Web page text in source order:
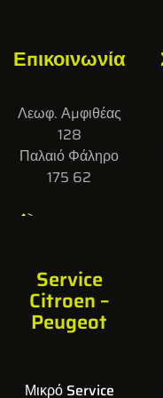
Επικοινωνία
Λεωφ. Αμφιθέας
128
Παλαιό Φάληρο
175 62
info@tsikoulasservi
ce.gr
Service
Citroen –
Peugeot
Μικρό Service